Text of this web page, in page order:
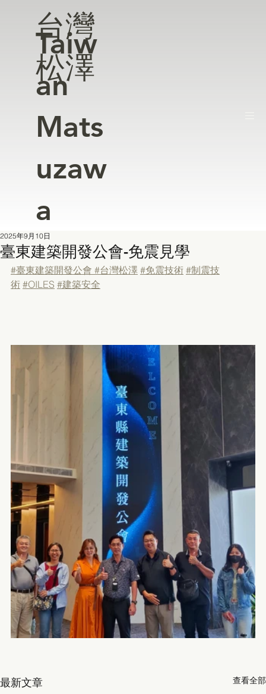
台灣
松澤
Taiw
an
Mats
uzaw
a
臺東建築開發公會-免震見學
2025年9月10日
#臺東建築開發公會 #台灣松澤 #免震技術 #制震技
術 #OILES #建築安全
最新文章 查看全部